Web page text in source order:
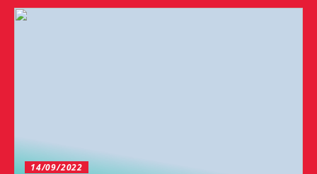
14/09/2022